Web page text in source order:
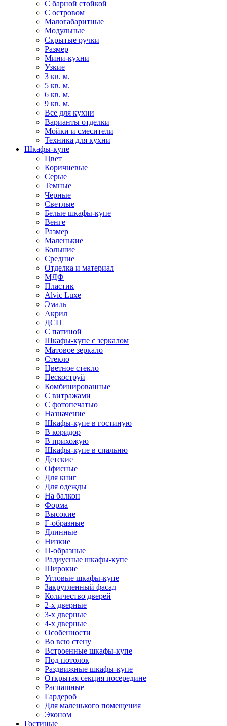
С барной стойкой
С островом
Малогабаритные
Модульные
Скрытые ручки
Размер
Мини-кухни
Узкие
3 кв. м.
5 кв. м.
6 кв. м.
9 кв. м.
Все для кухни
Варианты отделки
Мойки и смесители
Техника для кухни
Шкафы-купе
Цвет
Коричневые
Серые
Темные
Черные
Светлые
Белые шкафы-купе
Венге
Размер
Маленькие
Большие
Средние
Отделка и материал
МДФ
Пластик
Alvic Luxe
Эмаль
Акрил
ДСП
С патиной
Шкафы-купе с зеркалом
Матовое зеркало
Стекло
Цветное стекло
Пескоструй
Комбинированные
С витражами
С фотопечатью
Назначение
Шкафы-купе в гостиную
В коридор
В прихожую
Шкафы-купе в спальню
Детские
Офисные
Для книг
Для одежды
На балкон
Форма
Высокие
Г-образные
Длинные
Низкие
П-образные
Радиусные шкафы-купе
Широкие
Угловые шкафы-купе
Закругленный фасад
Количество дверей
2-х дверные
3-х дверные
4-х дверные
Особенности
Во всю стену
Встроенные шкафы-купе
Под потолок
Раздвижные шкафы-купе
Открытая секция посередине
Распашные
Гардероб
Для маленького помещения
Эконом
Гостиные